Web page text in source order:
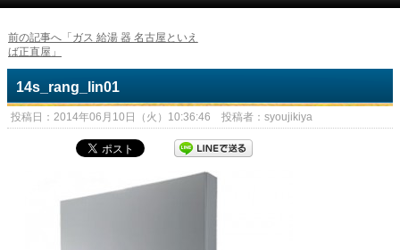
前の記事へ「ガス 給湯 器 名古屋といえ
ば正直屋」
14s_rang_lin01
投稿日：2014年06月10日（火）10:36:46 投稿者：syoujikiya